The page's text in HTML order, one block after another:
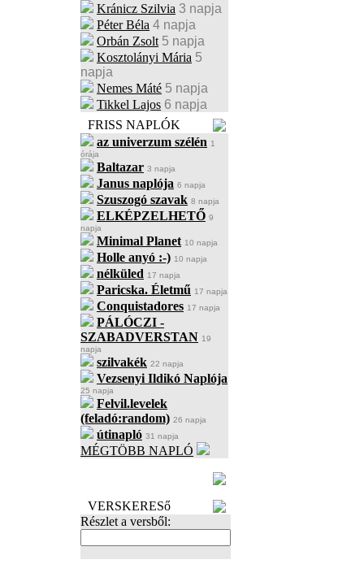
Kránicz Szilvia 3 napja
Péter Béla 4 napja
Orbán Zsolt 5 napja
Kosztolányi Mária 5
napja
Nemes Máté 5 napja
Tikkel Lajos 6 napja
FRISS NAPLÓK
az univerzum szélén 1
órája
Baltazar 3 napja
Janus naplója 6 napja
Szuszogó szavak 8 napja
ELKÉPZELHETŐ 9
napja
Minimal Planet 10 napja
Holle anyó :-) 10 napja
nélküled 17 napja
Paricska. Életmű 17 napja
Conquistadores 17 napja
PÁLÓCZI -
SZABADVERSTAN 19
napja
szilvakék 22 napja
Vezsenyi Ildikó Naplója
25 napja
Felvil.levelek
(feladó:random) 26 napja
útinapló 31 napja
MÉGTÖBB NAPLÓ
VERSKERESő
Részlet a versből: